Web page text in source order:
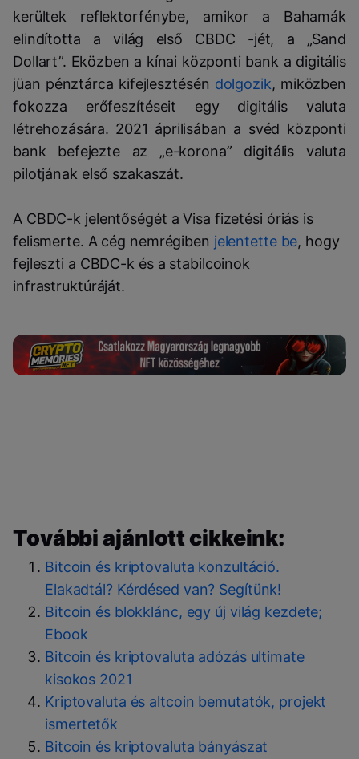
kerültek reflektorfénybe, amikor a Bahamák
elindította a világ első CBDC -jét, a „Sand
Dollart”. Eközben a kínai központi bank a digitális
jüan pénztárca kifejlesztésén dolgozik, miközben
fokozza erőfeszítéseit egy digitális valuta
létrehozására. 2021 áprilisában a svéd központi
bank befejezte az „e-korona” digitális valuta
pilotjának első szakaszát.
A CBDC-k jelentőségét a Visa fizetési óriás is
felismerte. A cég nemrégiben jelentette be, hogy
fejleszti a CBDC-k és a stabilcoinok
infrastruktúráját.
További ajánlott cikkeink:
Bitcoin és kriptovaluta konzultáció.
Elakadtál? Kérdésed van? Segítünk!
Bitcoin és blokklánc, egy új világ kezdete;
Ebook
Bitcoin és kriptovaluta adózás ultimate
kisokos 2021
Kriptovaluta és altcoin bemutatók, projekt
ismertetők
Bitcoin és kriptovaluta bányászat